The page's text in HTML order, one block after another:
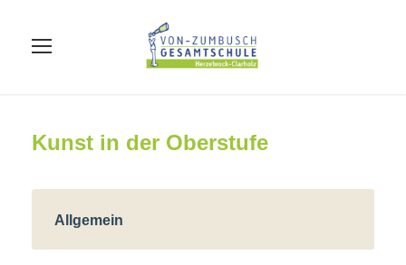
Kunst in der Oberstufe
Allgemein